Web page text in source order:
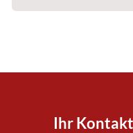
Ihr